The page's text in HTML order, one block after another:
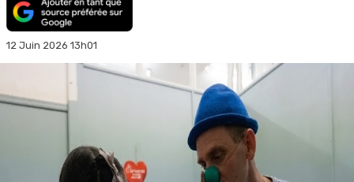
12 Juin 2026 13h01